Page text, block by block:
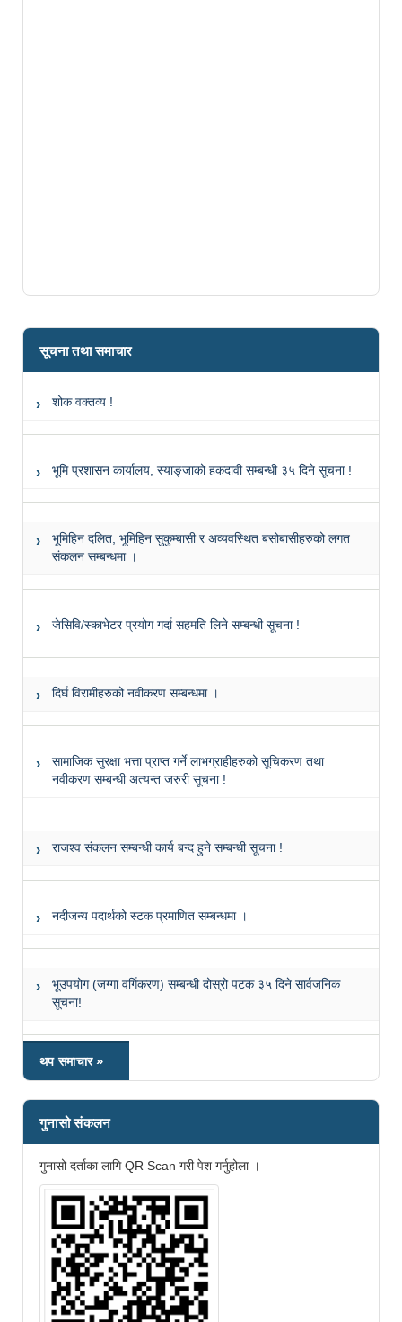
सूचना तथा समाचार
शोक वक्तव्य !
भूमि प्रशासन कार्यालय, स्याङ्जाको हकदावी सम्बन्धी ३५ दिने सूचना !
भूमिहिन दलित, भूमिहिन सुकुम्बासी र अव्यवस्थित बसोबासीहरुको लगत
संकलन सम्बन्धमा ।
जेसिवि/स्काभेटर प्रयोग गर्दा सहमति लिने सम्बन्धी सूचना !
दिर्घ विरामीहरुको नवीकरण सम्बन्धमा ।
सामाजिक सुरक्षा भत्ता प्राप्त गर्ने लाभग्राहीहरुको सूचिकरण तथा
नवीकरण सम्बन्धी अत्यन्त जरुरी सूचना !
राजश्व संकलन सम्बन्धी कार्य बन्द हुने सम्बन्धी सूचना !
नदीजन्य पदार्थको स्टक प्रमाणित सम्बन्धमा ।
भूउपयोग (जग्गा वर्गिकरण) सम्बन्धी दोस्रो पटक ३५ दिने सार्वजनिक
सूचना!
थप समाचार
गुनासो संकलन
गुनासो दर्ताका लागि QR Scan गरी पेश गर्नुहोला ।